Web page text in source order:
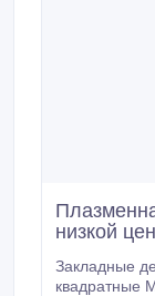
низкой
Закладные
квадратные